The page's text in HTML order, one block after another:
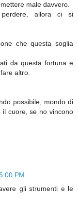
male davvero.
allora ci si
che questa soglia
da questa fortuna e
altro.
possibile, mondo di
il cuore, se no vincono
PM
gli strumenti e le